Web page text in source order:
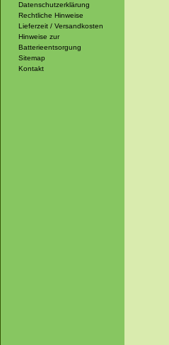
Datenschutzerklärung
Rechtliche Hinweise
Lieferzeit / Versandkosten
Hinweise zur
Batterieentsorgung
Sitemap
Kontakt